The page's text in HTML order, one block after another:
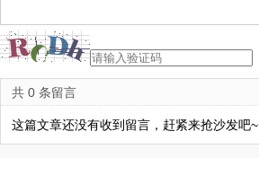
共 0 条留言
这篇文章还没有收到留言，赶紧来抢沙发吧~